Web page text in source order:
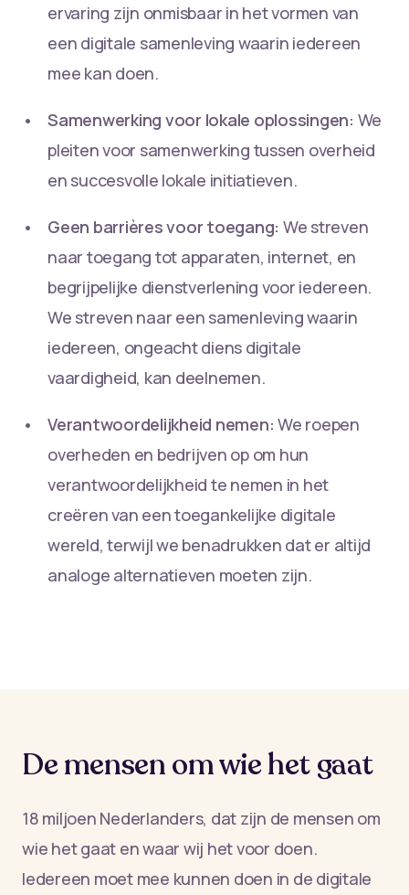
ervaring zijn onmisbaar in het vormen van
een digitale samenleving waarin iedereen
mee kan doen.
Samenwerking voor lokale oplossingen: We
pleiten voor samenwerking tussen overheid
en succesvolle lokale initiatieven.
Geen barrières voor toegang: We streven
naar toegang tot apparaten, internet, en
begrijpelijke dienstverlening voor iedereen.
We streven naar een samenleving waarin
iedereen, ongeacht diens digitale
vaardigheid, kan deelnemen.
Verantwoordelijkheid nemen: We roepen
overheden en bedrijven op om hun
verantwoordelijkheid te nemen in het
creëren van een toegankelijke digitale
wereld, terwijl we benadrukken dat er altijd
analoge alternatieven moeten zijn.
De mensen om wie het gaat
18 miljoen Nederlanders, dat zijn de mensen om
wie het gaat en waar wij het voor doen.
Iedereen moet mee kunnen doen in de digitale